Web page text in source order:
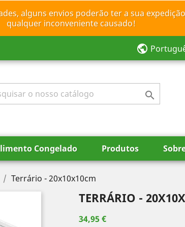
alguns envios poderão ter a sua
qualquer inconveniente causado!
public

Congelado Produtos
Terrário - 20x10x10cm
TERRÁRIO -
34,95 €